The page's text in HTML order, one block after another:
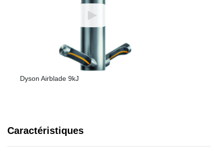
Dyson Airblade 9kJ
Caractéristiques